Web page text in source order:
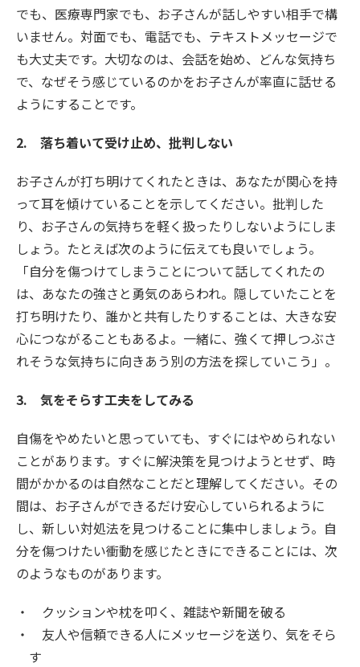
でも、医療専門家でも、お子さんが話しやすい相手で構
いません。対面でも、電話でも、テキストメッセージで
も大丈夫です。大切なのは、会話を始め、どんな気持ち
で、なぜそう感じているのかをお子さんが率直に話せる
ようにすることです。
2. 落ち着いて受け止め、批判しない
お子さんが打ち明けてくれたときは、あなたが関心を持
って耳を傾けていることを示してください。批判した
り、お子さんの気持ちを軽く扱ったりしないようにしま
しょう。たとえば次のように伝えても良いでしょう。
「自分を傷つけてしまうことについて話してくれたの
は、あなたの強さと勇気のあらわれ。隠していたことを
打ち明けたり、誰かと共有したりすることは、大きな安
心につながることもあるよ。一緒に、強くて押しつぶさ
れそうな気持ちに向きあう別の方法を探していこう」。
3. 気をそらす工夫をしてみる
自傷をやめたいと思っていても、すぐにはやめられない
ことがあります。すぐに解決策を見つけようとせず、時
間がかかるのは自然なことだと理解してください。その
間は、お子さんができるだけ安心していられるように
し、新しい対処法を見つけることに集中しましょう。自
分を傷つけたい衝動を感じたときにできることには、次
のようなものがあります。
クッションや枕を叩く、雑誌や新聞を破る
友人や信頼できる人にメッセージを送り、気をそら
す